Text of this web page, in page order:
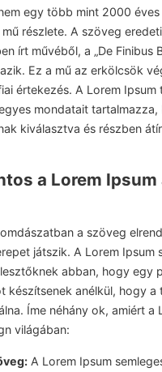
egy több mint 2000
részlete. A szöveg
írt művéből, a „De Finibus
Ez a mű az erkölcsök
értekezés. A Lorem Ipsum
mondatait tartalmazza,
kiválasztva és részben
a Lorem Ipsum
a szöveg
játszik. A Lorem Ipsum
abban, hogy egy
készítsenek anélkül, hogy a
Íme néhány ok, amiért a
világában:
A Lorem Ipsum